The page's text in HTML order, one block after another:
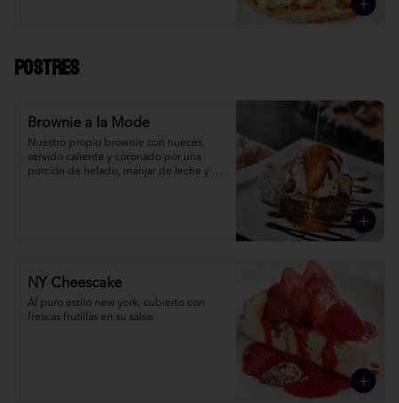
Postres
Brownie a la Mode
Nuestro propio brownie con nueces,
servido caliente y coronado por una
porción de helado, manjar de leche y
NY Cheescake
Al puro estilo new york, cubierto con
frescas frutillas en su salsa.